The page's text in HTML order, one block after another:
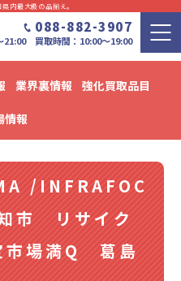
内最⼤級の品揃え。
088-882-3907
21:00 買取時間：10:00～19:00
業界裏情報 強化買取品目
情報
ース情報 ブログ
/INFRAFOC
市 リサイク
場満Q 葛島